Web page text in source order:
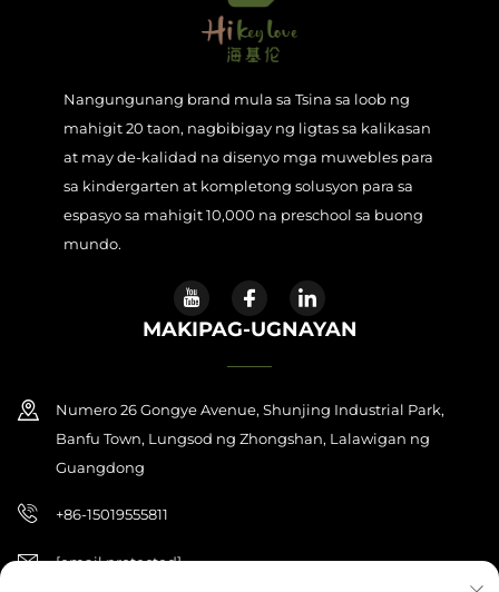
Nangungunang brand mula sa Tsina sa loob ng
mahigit 20 taon, nagbibigay ng ligtas sa kalikasan
at may de-kalidad na disenyo mga muwebles para
sa kindergarten at kompletong solusyon para sa
espasyo sa mahigit 10,000 na preschool sa buong
mundo.
MAKIPAG-UGNAYAN
Numero 26 Gongye Avenue, Shunjing Industrial Park,
Banfu Town, Lungsod ng Zhongshan, Lalawigan ng
Guangdong
+86-15019555811
[email protected]